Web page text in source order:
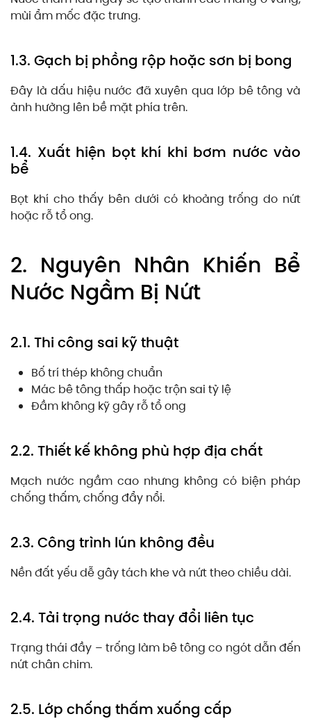
mùi ẩm mốc đặc trưng.
1.3. Gạch bị phồng rộp hoặc sơn bị bong
Đây là dấu hiệu nước đã xuyên qua lớp bê tông và
ảnh hưởng lên bề mặt phía trên.
1.4. Xuất hiện bọt khí khi bơm nước vào
bể
Bọt khí cho thấy bên dưới có khoảng trống do nứt
hoặc rỗ tổ ong.
2. Nguyên Nhân Khiến Bể
Nước Ngầm Bị Nứt
2.1. Thi công sai kỹ thuật
Bố trí thép không chuẩn
Mác bê tông thấp hoặc trộn sai tỷ lệ
Đầm không kỹ gây rỗ tổ ong
2.2. Thiết kế không phù hợp địa chất
Mạch nước ngầm cao nhưng không có biện pháp
chống thấm, chống đẩy nổi.
2.3. Công trình lún không đều
Nền đất yếu dễ gây tách khe và nứt theo chiều dài.
2.4. Tải trọng nước thay đổi liên tục
Trạng thái đầy – trống làm bê tông co ngót dẫn đến
nứt chân chim.
2.5. Lớp chống thấm xuống cấp